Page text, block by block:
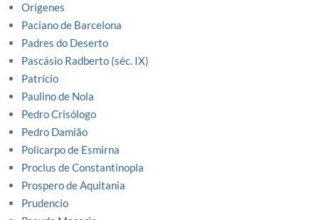
Orígenes
Paciano de Barcelona
Padres do Deserto
Pascásio Radberto (séc. IX)
Patrício
Paulino de Nola
Pedro Crisólogo
Pedro Damião
Policarpo de Esmirna
Proclus de Constantinopla
Prospero de Aquitania
Prudencio